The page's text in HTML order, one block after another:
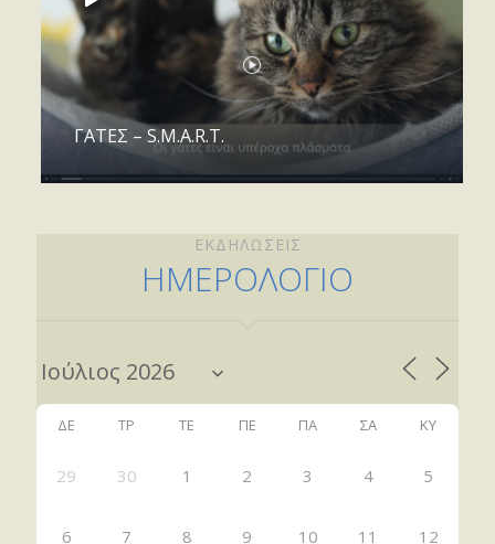
ΓΑΤΕΣ – S.M.A.R.T.
ΕΚΔΗΛΩΣΕΙΣ
ΗΜΕΡΟΛΟΓΙΟ
ΔΕ ΤΡ ΤΕ ΠΕ ΠΑ ΣΑ ΚΥ
29 30 1 2 3 4 5
6 7 8 9 10 11 12